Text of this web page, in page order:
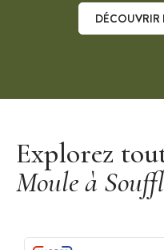
"C'est notre travail qui
terre en porcelaine"DÉCOUVRIR
Explorez
Moule à